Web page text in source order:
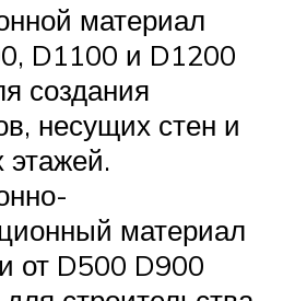
материал
D1100 и D1200
создания
несущих стен и
этажей.
материал
от D500 D900